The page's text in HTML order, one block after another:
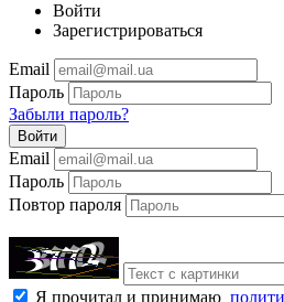
Войти
Зарегистрироваться
Email
Пароль
Забыли пароль?
Войти
Email
Пароль
Повтор пароля
Я прочитал и принимаю